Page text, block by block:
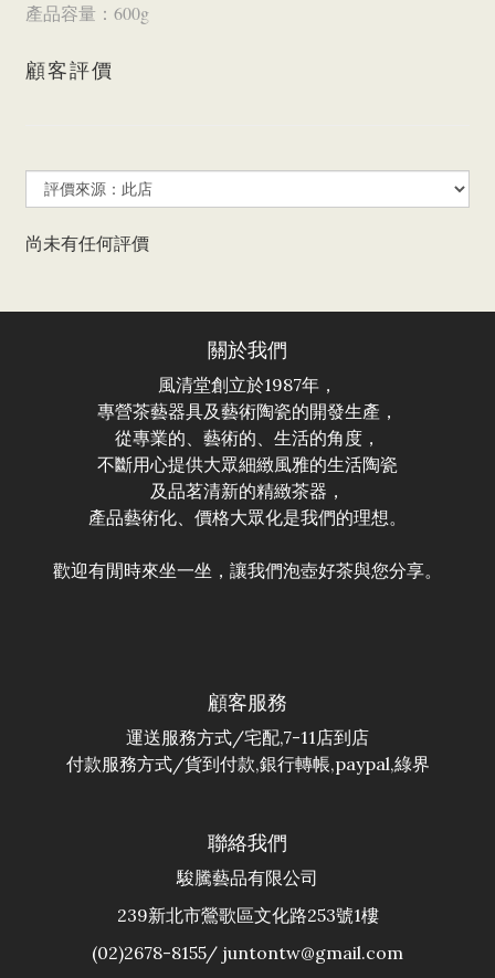
產品容量：600g
顧客評價
尚未有任何評價
關於我們
風清堂創立於1987年，
專營茶藝器具及藝術陶瓷的開發生產，
從專業的、藝術的、生活的角度，
不斷用心提供大眾細緻風雅的生活陶瓷
及品茗清新的精緻茶器，
產品藝術化、價格大眾化是我們的理想。
歡迎有閒時來坐一坐，讓我們泡壺好茶與您分享。
顧客服務
運送服務方式/宅配,7-11店到店
付款服務方式/貨到付款,銀行轉帳,paypal,綠界
聯絡我們
駿騰藝品有限公司
239新北市鶯歌區文化路253號1樓
(02)2678-8155/ juntontw@gmail.com